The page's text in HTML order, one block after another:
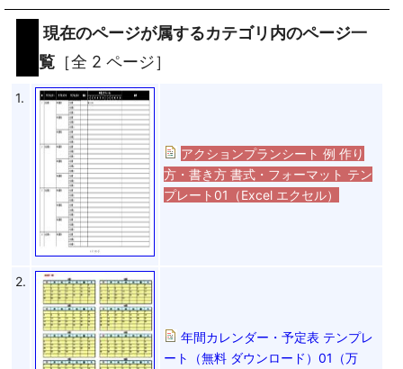
現在のページが属するカテゴリ内のページ一
覧 ［全 2 ページ］
1.
アクションプランシート 例 作り
方・書き方 書式・フォーマット テン
プレート01（Excel エクセル）
2.
年間カレンダー・予定表 テンプレ
ート（無料 ダウンロード）01（万